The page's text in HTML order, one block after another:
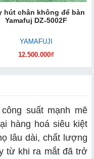
hút chân không để bàn
Yamafuj DZ-5002F
YAMAFUJI
12.500.000₫
suất mạnh mẽ
hàng hoá siêu kiệt
lâu dài, chất lượng
từ khi ra mắt đã trở